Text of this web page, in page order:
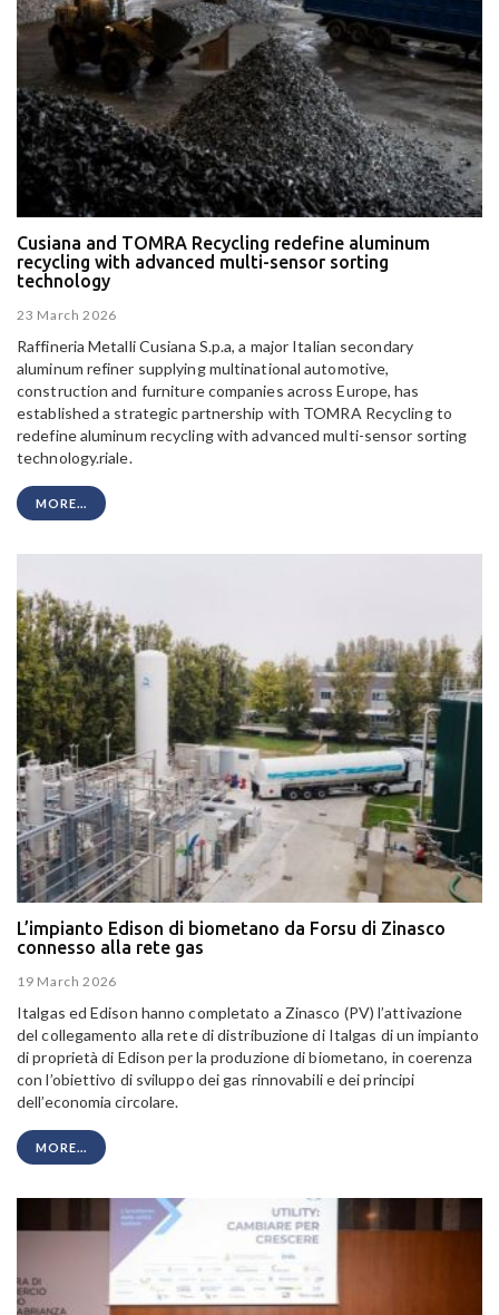
Cusiana and TOMRA Recycling redefine aluminum
recycling with advanced multi-sensor sorting
technology
23 March 2026
Raffineria Metalli Cusiana S.p.a, a major Italian secondary
aluminum refiner supplying multinational automotive,
construction and furniture companies across Europe, has
established a strategic partnership with TOMRA Recycling to
redefine aluminum recycling with advanced multi-sensor sorting
technology.riale.
MORE...
L’impianto Edison di biometano da Forsu di Zinasco
connesso alla rete gas
19 March 2026
Italgas ed Edison hanno completato a Zinasco (PV) l’attivazione
del collegamento alla rete di distribuzione di Italgas di un impianto
di proprietà di Edison per la produzione di biometano, in coerenza
con l’obiettivo di sviluppo dei gas rinnovabili e dei principi
dell’economia circolare.
MORE...